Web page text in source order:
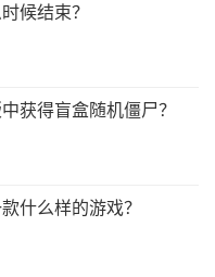
候结束？
获得盲盒随机僵尸？
什么样的游戏？